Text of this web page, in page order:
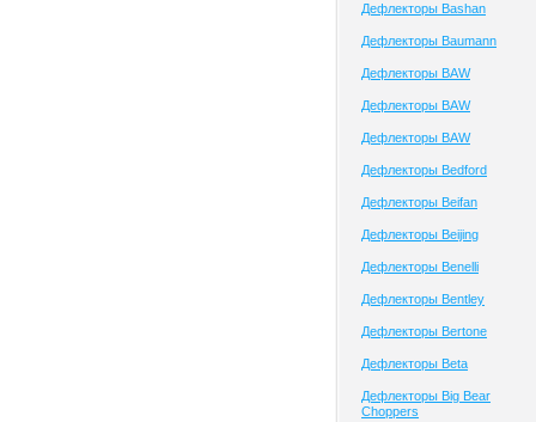
Дефлекторы Bashan
Дефлекторы Baumann
Дефлекторы BAW
Дефлекторы BAW
Дефлекторы BAW
Дефлекторы Bedford
Дефлекторы Beifan
Дефлекторы Beijing
Дефлекторы Benelli
Дефлекторы Bentley
Дефлекторы Bertone
Дефлекторы Beta
Дефлекторы Big Bear
Choppers